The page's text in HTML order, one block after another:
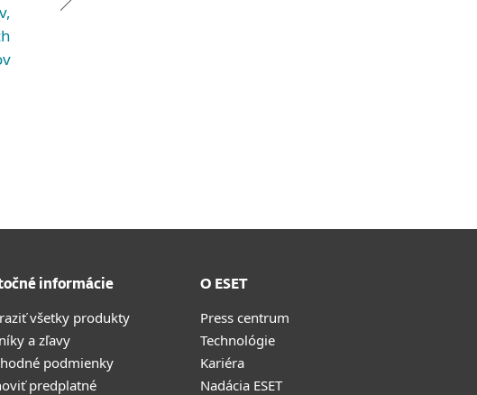
informácie
všetky produkty
a zľavy
podmienky
predplatné
O ESET
Press centrum
Technológie
Kariéra
Nadácia ESET